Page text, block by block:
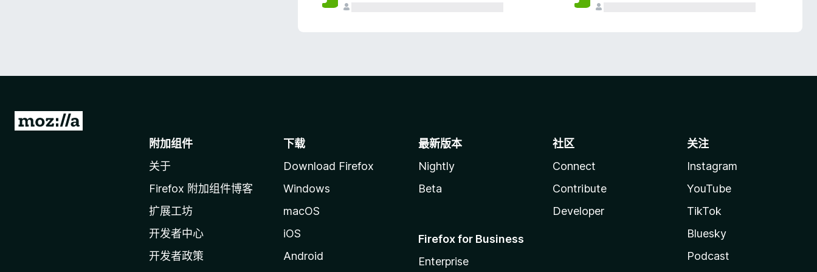
转
附加组件
关于
Firefox 附加组件博客
扩展工坊
开发者中心
开发者政策
下载
Download Firefox
Windows
macOS
iOS
Android
最新版本
Nightly
Beta
Firefox for Business
Enterprise
社区
Connect
Contribute
Developer
关注
Instagram
YouTube
TikTok
Bluesky
Podcast